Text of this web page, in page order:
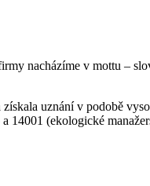
nacházíme v mottu –
uznání v podobě
(ekologické